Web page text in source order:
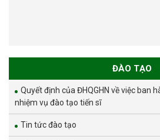
ĐÀO TẠO
Quyết định của ĐHQGHN về việc ban
nhiệm vụ đào tạo tiến sĩ
Tin tức đào tạo